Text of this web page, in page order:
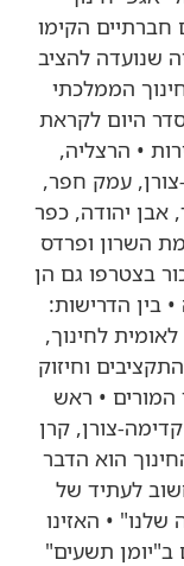
חברתיים הקימו
שנועדה להציב
הממלכתי
היום לקראת
• הרצליה,
עמק חפר,
אבן יהודה, כפר
השרון ופרדס
בצטרפו גם הן
• בין הדרישות:
לחינוך,
וחיזוק
• ראש
צורן, קרן
הוא הדבר
לעתיד של
שלנו" • האזינו
ב"יומן תשעים"